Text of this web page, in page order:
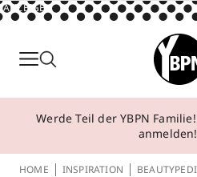
ANZEIGE
Parfum
Make-up
Behandlungen
Werde Teil der YBPN
HOME INSPIRATION